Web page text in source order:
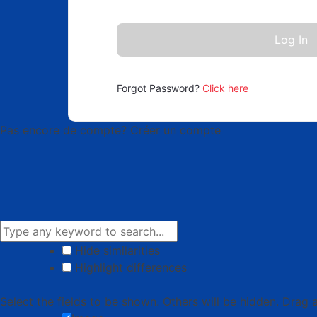
Forgot Password? Click here
Pas encore de compte? Créer un compte
Hide similarities
Highlight differences
Select the fields to be shown. Others will be hidden. Drag